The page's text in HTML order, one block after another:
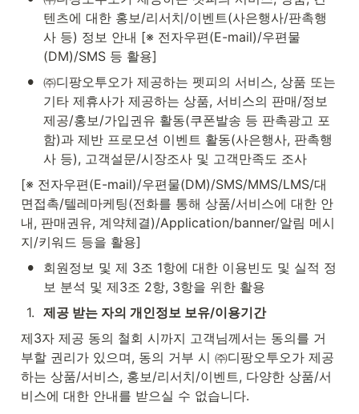
텐츠에 대한 홍보/리서치/이벤트(사은행사/판촉행
사 등) 정보 안내 [※ 전자우편(E-mail)/우편물
(DM)/SMS 등 활용]
• ㈜디팡오투오가 제공하는 펫피의 서비스, 상품 또는
기타 제휴사가 제공하는 상품, 서비스의 판매/정보
제공/홍보/가입권유 활동(쿠폰발송 등 판촉광고 포
함)과 제반 프로모션 이벤트 활동(사은행사, 판촉행
사 등), 고객설문/시장조사 및 고객만족도 조사
[※ 전자우편(E-mail)/우편물(DM)/SMS/MMS/LMS/대
면접촉/텔레마케팅(전화를 통해 상품/서비스에 대한 안
내, 판매권유, 계약체결)/Application/banner/알림 메시
지/키워드 등을 활용]
•
회원정보 및 제 3조 1항에 대한 이용빈도 및 실적 정
보 분석 및 제3조 2항, 3항을 위한 활용
1. 제공 받는 자의 개인정보 보유/이용기간
제3자 제공 동의 철회 시까지 고객님께서는 동의를 거
부할 권리가 있으며, 동의 거부 시 ㈜디팡오투오가 제공
하는 상품/서비스, 홍보/리서치/이벤트, 다양한 상품/서
비스에 대한 안내를 받으실 수 없습니다.